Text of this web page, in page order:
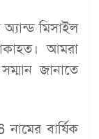
মিসাইল
আমরা
জানাতে
বার্ষিক